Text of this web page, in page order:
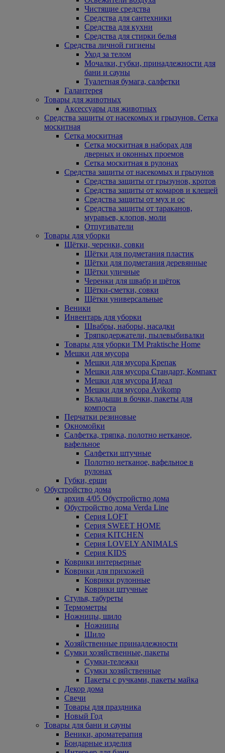
Чистящие средства
Средства для сантехники
Средства для кухни
Средства для стирки белья
Средства личной гигиены
Уход за телом
Мочалки, губки, принадлежности для
бани и сауны
Туалетная бумага, салфетки
Галантерея
Товары для животных
Аксессуары для животных
Средства защиты от насекомых и грызунов. Сетка
москитная
Сетка москитная
Сетка москитная в наборах для
дверных и оконных проемов
Сетка москитная в рулонах
Средства защиты от насекомых и грызунов
Средства защиты от грызунов, кротов
Средства защиты от комаров и клещей
Средства защиты от мух и ос
Средства защиты от тараканов,
муравьев, клопов, моли
Отпугиватели
Товары для уборки
Щётки, черенки, совки
Щётки для подметания пластик
Щётки для подметания деревянные
Щётки уличные
Черенки для швабр и щёток
Щётки-сметки, совки
Щётки универсальные
Веники
Инвентарь для уборки
Швабры, наборы, насадки
Тряпкодержатели, пылевыбивалки
Товары для уборки ТМ Praktische Home
Мешки для мусора
Мешки для мусора Крепак
Мешки для мусора Стандарт, Компакт
Мешки для мусора Идеал
Мешки для мусора Avikomp
Вкладыши в бочки, пакеты для
компоста
Перчатки резиновые
Окномойки
Салфетка, тряпка, полотно нетканое,
вафельное
Салфетки штучные
Полотно нетканое, вафельное в
рулонах
Губки, ерши
Обустройство дома
архив 4/05 Обустройство дома
Обустройство дома Verda Line
Серия LOFT
Серия SWEET HOME
Серия KITCHEN
Серия LOVELY ANIMALS
Серия KIDS
Коврики интерьерные
Коврики для прихожей
Коврики рулонные
Коврики штучные
Стулья, табуреты
Термометры
Ножницы, шило
Ножницы
Шило
Хозяйственные принадлежности
Сумки хозяйственные, пакеты
Сумки-тележки
Сумки хозяйственные
Пакеты с ручками, пакеты майка
Декор дома
Свечи
Товары для праздника
Новый Год
Товары для бани и сауны
Веники, ароматерапия
Бондарные изделия